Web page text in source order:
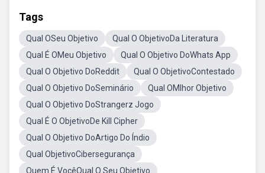
Tags
Qual OSeu Objetivo
Qual O ObjetivoDa Literatura
Qual É OMeu Objetivo
Qual O Objetivo DoWhats App
Qual O Objetivo DoReddit
Qual O ObjetivoContestado
Qual O Objetivo DoSeminário
Qual OMlhor Objetivo
Qual O Objetivo DoStrangerz Jogo
Qual É O ObjetivoDe Kill Cipher
Qual O Objetivo DoArtigo Do Índio
Qual ObjetivoCibersegurança
Quem É VocêQual O Seu Objetivo